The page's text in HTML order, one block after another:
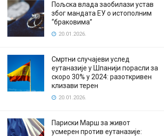
Пољска влада заобилази устав
због мандата ЕУ о истополним
“браковима”
20.01.2026.
Смртни случајеви услед
еутаназије у Шпанији порасли за
скоро 30% у 2024: разоткривен
клизави терен
20.01.2026.
Париски Марш за живот
усмерен против еутаназије: